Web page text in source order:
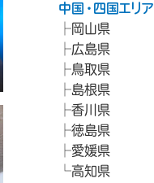
中国・四国エリア
岡山県
広島県
鳥取県
島根県
香川県
徳島県
愛媛県
高知県